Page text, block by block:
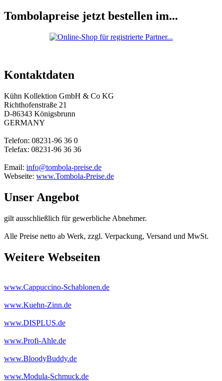
Tombolapreise jetzt bestellen im...
Kontaktdaten
Kühn Kollektion GmbH & Co KG
Richthofenstraße 21
D-86343 Königsbrunn
GERMANY
Telefon: 08231-96 36 0
Telefax: 08231-96 36 36
Email: info@tombola-preise.de
Webseite: www.Tombola-Preise.de
Unser Angebot
gilt ausschließlich für gewerbliche Abnehmer.
Alle Preise netto ab Werk, zzgl. Verpackung, Versand und MwSt.
Weitere Webseiten
www.Cappuccino-Schablonen.de
www.Kuehn-Zinn.de
www.DISPLUS.de
www.Profi-Ahle.de
www.BloodyBuddy.de
www.Modula-Schmuck.de